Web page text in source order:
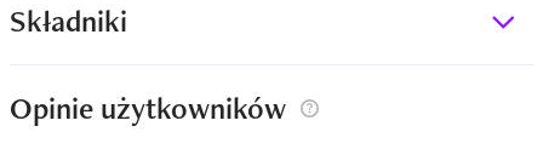
Składniki
Opinie użytkowników